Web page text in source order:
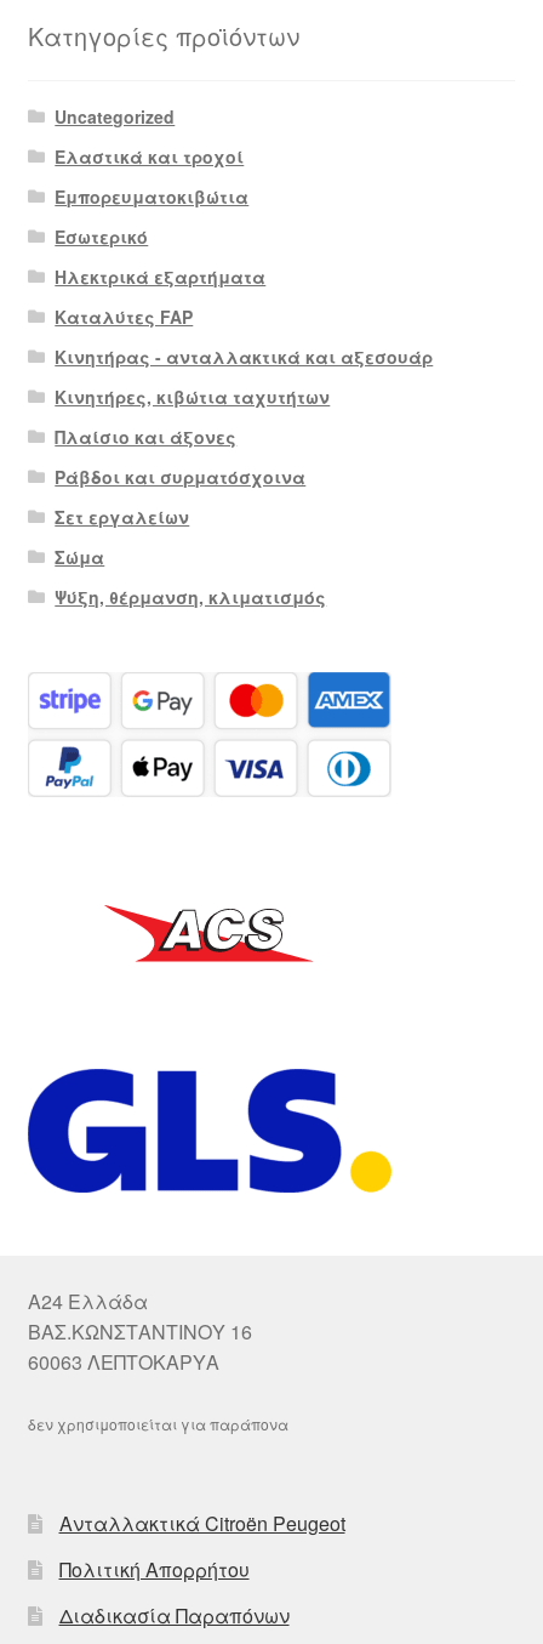
Κατηγορίες προϊόντων
Uncategorized
Ελαστικά και τροχοί
Εμπορευματοκιβώτια
Εσωτερικό
Ηλεκτρικά εξαρτήματα
Καταλύτες FAP
Κινητήρας - ανταλλακτικά και αξεσουάρ
Κινητήρες, κιβώτια ταχυτήτων
Πλαίσιο και άξονες
Ράβδοι και συρματόσχοινα
Σετ εργαλείων
Σώμα
Ψύξη, θέρμανση, κλιματισμός
A24 Ελλάδα
ΒΑΣ.ΚΩΝΣΤΑΝΤΙΝΟΥ 16
60063 ΛΕΠΤΟΚΑΡΥΑ
δεν χρησιμοποιείται για παράπονα
Ανταλλακτικά Citroën Peugeot
Πολιτική Απορρήτου
Διαδικασία Παραπόνων